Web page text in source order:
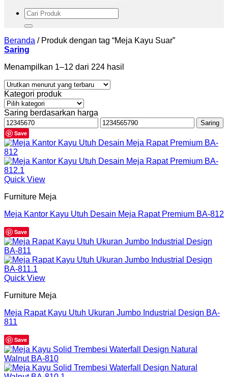
Pencarian
untuk:
Beranda /Produk dengan tag “Meja Kayu Suar”
Saring
Menampilkan 1–12 dari 224 hasil
Kategori produk
Saring berdasarkan harga
Harga
terendah
Harga
tertinggi
Saring
Save
Quick View
Furniture Meja
Meja Kantor Kayu Utuh Desain Meja Rapat Premium BA-812
Save
Quick View
Furniture Meja
Meja Rapat Kayu Utuh Ukuran Jumbo Industrial Design BA-
811
Save